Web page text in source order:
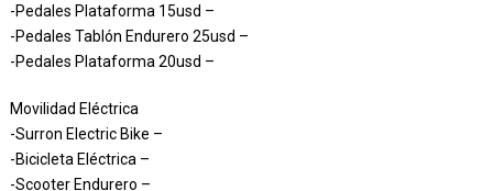
-Pedales Plataforma 15usd –
-Pedales Tablón Endurero 25usd –
-Pedales Plataforma 20usd –
Movilidad Eléctrica
-Surron Electric Bike –
-Bicicleta Eléctrica –
-Scooter Endurero –